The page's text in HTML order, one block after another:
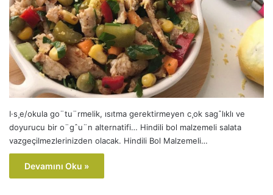
I·s¸e/okula go¨tu¨rmelik, ısıtma gerektirmeyen c¸ok sagˆlıklı ve
doyurucu bir o¨gˆu¨n alternatifi… Hindili bol malzemeli salata
vazgeçilmezlerinizden olacak. Hindili Bol Malzemeli…
Devamını Oku »